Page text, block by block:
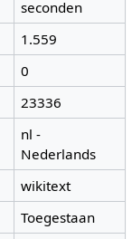
seconden
1.559
0
23336
nl -
Nederlands
wikitext
Toegestaan